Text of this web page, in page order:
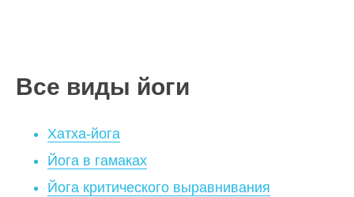
Все виды йоги
Хатха-йога
Йога в гамаках
Йога критического выравнивания